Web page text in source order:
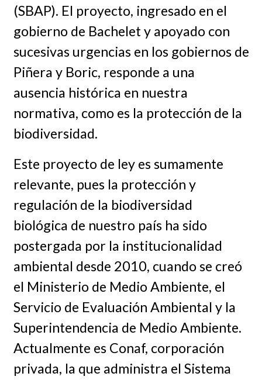
(SBAP). El proyecto, ingresado en el
gobierno de Bachelet y apoyado con
sucesivas urgencias en los gobiernos de
Piñera y Boric, responde a una
ausencia histórica en nuestra
normativa, como es la protección de la
biodiversidad.
Este proyecto de ley es sumamente
relevante, pues la protección y
regulación de la biodiversidad
biológica de nuestro país ha sido
postergada por la institucionalidad
ambiental desde 2010, cuando se creó
el Ministerio de Medio Ambiente, el
Servicio de Evaluación Ambiental y la
Superintendencia de Medio Ambiente.
Actualmente es Conaf, corporación
privada, la que administra el Sistema